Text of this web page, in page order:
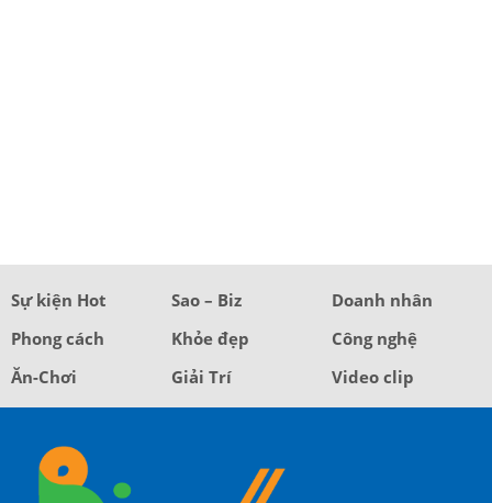
Sự kiện Hot Sao – Biz
Doanh nhân
Phong cách
Khỏe đẹp
Công nghệ
Ăn-Chơi
Giải Trí Video clip